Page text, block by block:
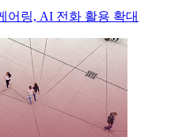
어링, AI 전화 활용 확대